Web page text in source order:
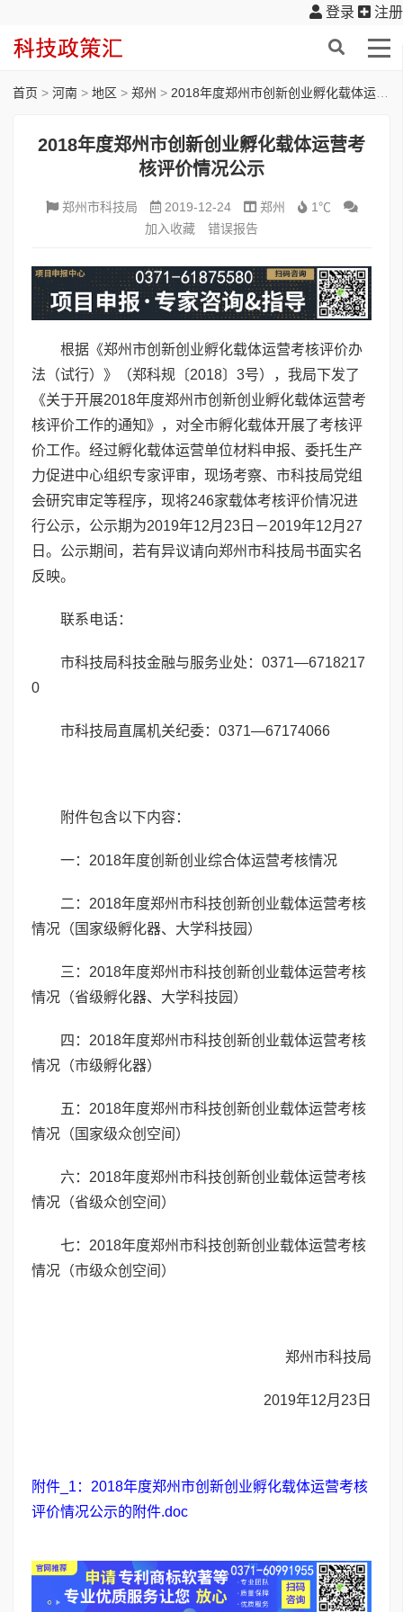
登录 注册
首页 > 河南 > 地区 > 郑州 > 2018年度郑州市创新创业孵化载体运营考核评价情况公示
2018年度郑州市创新创业孵化载体运营考
核评价情况公示
郑州市科技局 2019-12-24 郑州
1℃
加入收藏
错误报告
根据《郑州市创新创业孵化载体运营考核评价办
法（试行）》（郑科规〔2018〕3号），我局下发了
《关于开展2018年度郑州市创新创业孵化载体运营考
核评价工作的通知》，对全市孵化载体开展了考核评
价工作。经过孵化载体运营单位材料申报、委托生产
力促进中心组织专家评审，现场考察、市科技局党组
会研究审定等程序，现将246家载体考核评价情况进
行公示，公示期为2019年12月23日－2019年12月27
日。公示期间，若有异议请向郑州市科技局书面实名
反映。
联系电话：
市科技局科技金融与服务业处：0371—6718217
0
市科技局直属机关纪委：0371—67174066
附件包含以下内容：
一：2018年度创新创业综合体运营考核情况
二：2018年度郑州市科技创新创业载体运营考核
情况（国家级孵化器、大学科技园）
三：2018年度郑州市科技创新创业载体运营考核
情况（省级孵化器、大学科技园）
四：2018年度郑州市科技创新创业载体运营考核
情况（市级孵化器）
五：2018年度郑州市科技创新创业载体运营考核
情况（国家级众创空间）
六：2018年度郑州市科技创新创业载体运营考核
情况（省级众创空间）
七：2018年度郑州市科技创新创业载体运营考核
情况（市级众创空间）
郑州市科技局
2019年12月23日
附件_1：2018年度郑州市创新创业孵化载体运营考核
评价情况公示的附件.doc